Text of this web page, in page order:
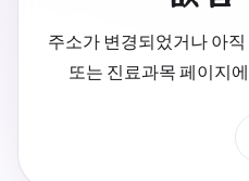
진료과목
주소가 변경되었거나 아
또는 진료과목 페이지